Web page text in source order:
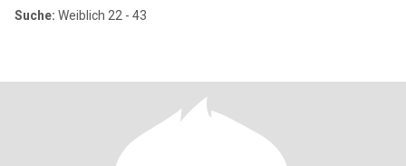
Suche: Weiblich 22 - 43